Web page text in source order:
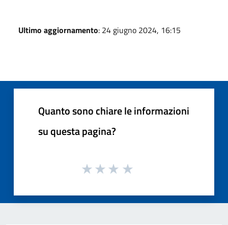
Ultimo aggiornamento: 24 giugno 2024, 16:15
Quanto sono chiare le informazioni
su questa pagina?